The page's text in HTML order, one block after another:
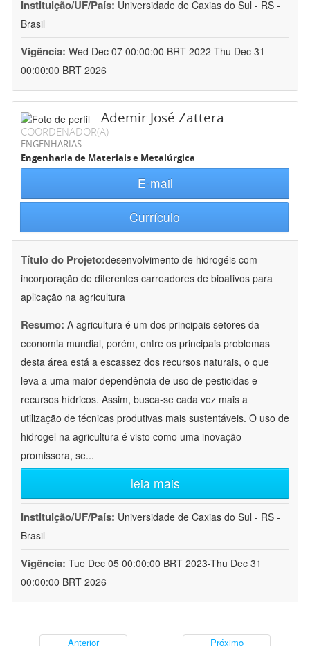
Instituição/UF/País: Universidade de Caxias do Sul - RS -
Brasil
Vigência: Wed Dec 07 00:00:00 BRT 2022-Thu Dec 31
00:00:00 BRT 2026
Ademir José Zattera
COORDENADOR(A)
ENGENHARIAS
Engenharia de Materiais e Metalúrgica
E-mail
Currículo
Título do Projeto:desenvolvimento de hidrogéis com
incorporação de diferentes carreadores de bioativos para
aplicação na agricultura
Resumo: A agricultura é um dos principais setores da
economia mundial, porém, entre os principais problemas
desta área está a escassez dos recursos naturais, o que
leva a uma maior dependência de uso de pesticidas e
recursos hídricos. Assim, busca-se cada vez mais a
utilização de técnicas produtivas mais sustentáveis. O uso de
hidrogel na agricultura é visto como uma inovação
promissora, se...
leia mais
Instituição/UF/País: Universidade de Caxias do Sul - RS -
Brasil
Vigência: Tue Dec 05 00:00:00 BRT 2023-Thu Dec 31
00:00:00 BRT 2026
Anterior Próximo